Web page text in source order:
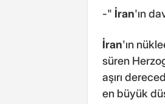
-" İran'ın
İran'ın
süren
aşırı
en büyük